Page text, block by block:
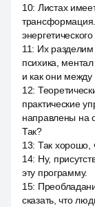
10: Листах
трансформация.
11: Их разделим
психика,
и как они между
12:
практические
направлены на
Так?
13: Так хорошо,
14: Ну,
эту программу.
15:
сказать, что